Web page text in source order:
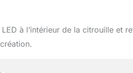
à l’intérieur de la citrouille et